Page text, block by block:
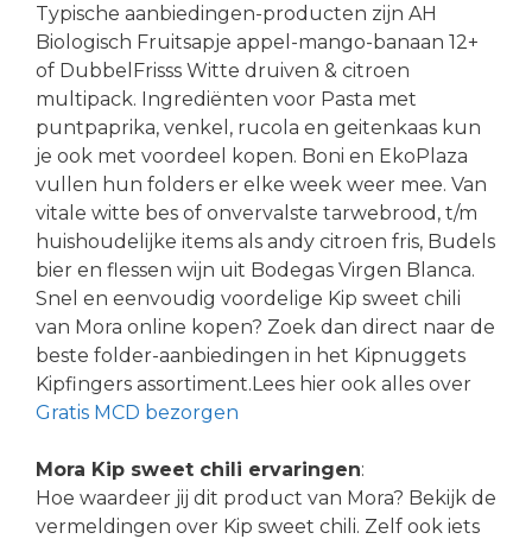
Typische aanbiedingen-producten zijn AH
Biologisch Fruitsapje appel-mango-banaan 12+
of DubbelFrisss Witte druiven & citroen
multipack. Ingrediënten voor Pasta met
puntpaprika, venkel, rucola en geitenkaas kun
je ook met voordeel kopen. Boni en EkoPlaza
vullen hun folders er elke week weer mee. Van
vitale witte bes of onvervalste tarwebrood, t/m
huishoudelijke items als andy citroen fris, Budels
bier en flessen wijn uit Bodegas Virgen Blanca.
Snel en eenvoudig voordelige Kip sweet chili
van Mora online kopen? Zoek dan direct naar de
beste folder-aanbiedingen in het Kipnuggets
Kipfingers assortiment.Lees hier ook alles over
Gratis MCD bezorgen
Mora Kip sweet chili ervaringen:
Hoe waardeer jij dit product van Mora? Bekijk de
vermeldingen over Kip sweet chili. Zelf ook iets